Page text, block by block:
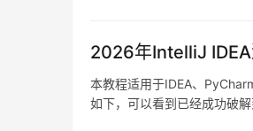
2026年IntelliJ
本教程适用于IDEA、
如下，可以看到已经成功破